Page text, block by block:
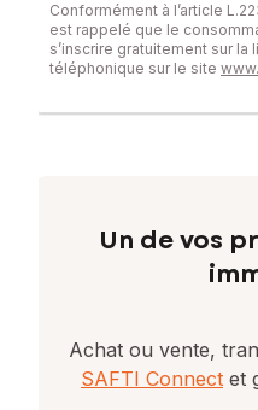
Conformément à l’article
est rappelé que le
s’inscrire gratuitement sur
téléphonique sur le site
Un de vos
Achat ou vente,
SAFTI Connect et